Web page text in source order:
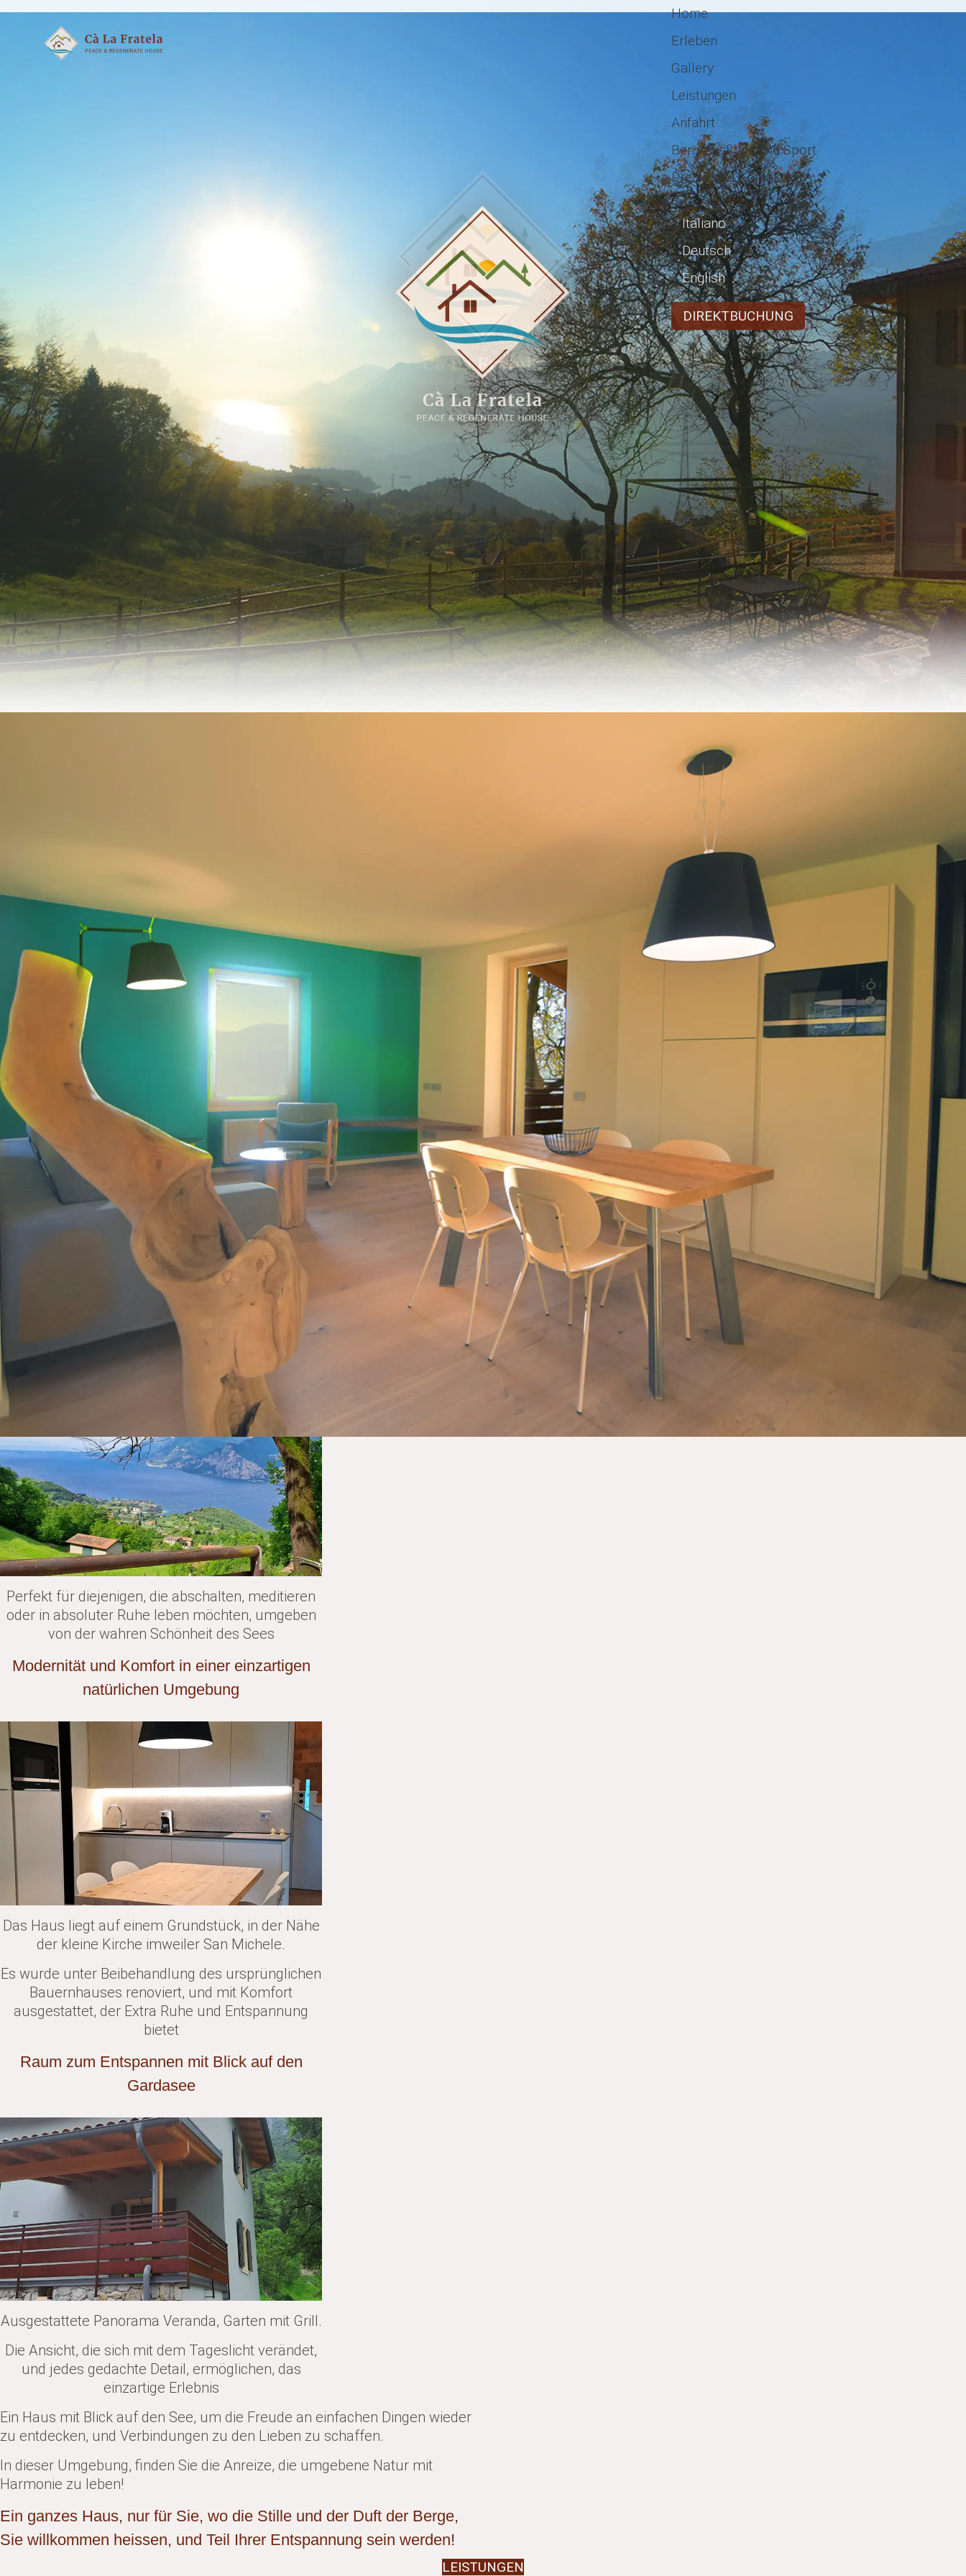
Home
Erleben
Gallery
Leistungen
Anfahrt
Berg Ausflüge und Sport
Preise und Kontakte
Sprache
Italiano
Deutsch
English
DIREKTBUCHUNG
Das wird ein einzagartiges Erlebnis sein!
Ein Haus völlig eingetaucht in die Natur, erreichbar mit einem 4x4, oder einem kurzen Spaziergang.
GALLERY
LEISTUNGEN
ANFAHRT
Ein aussergewöhnlicher Aufenthalt.
Ein volliger Rückzug aus dem chaotischen Leben,einvolliges Eintauchen in die Natur.
Das Haus liegt auf halber Höhe des Berges, nicht so weit weg von der Hauptstrasse, aber etwa 10 Gehminuten von der Seilbahn Mittelstation von
Malcesine entfernt.
GANZJÄHRIG VERFÜGBAR
Ein Haus inmitten von Wäldern und Hügeln,
weitweg vom Chaos
Perfekt für diejenigen, die abschalten, meditieren
oder in absoluter Ruhe leben möchten, umgeben
von der wahren Schönheit des Sees
Modernität und Komfort in einer einzartigen
natürlichen Umgebung
Das Haus liegt auf einem Grundstück, in der Nähe
der kleine Kirche imweiler San Michele.
Es wurde unter Beibehandlung des ursprünglichen
Bauernhauses renoviert, und mit Komfort
ausgestattet, der Extra Ruhe und Entspannung
bietet
Raum zum Entspannen mit Blick auf den
Gardasee
Ausgestattete Panorama Veranda, Garten mit Grill.
Die Ansicht, die sich mit dem Tageslicht verändet,
und jedes gedachte Detail, ermöglichen, das
einzartige Erlebnis
Ein Haus mit Blick auf den See, um die Freude an einfachen Dingen wieder
zu entdecken, und Verbindungen zu den Lieben zu schaffen.
In dieser Umgebung, finden Sie die Anreize, die umgebene Natur mit
Harmonie zu leben!
Ein ganzes Haus, nur für Sie, wo die Stille und der Duft der Berge,
Sie willkommen heissen, und Teil Ihrer Entspannung sein werden!
LEISTUNGEN